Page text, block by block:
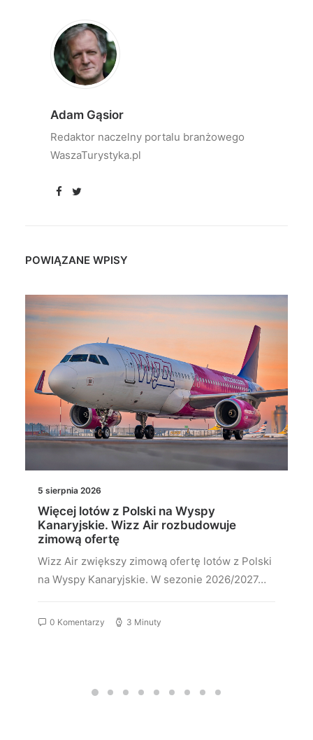
Adam Gąsior
Redaktor naczelny portalu branżowego
WaszaTurystyka.pl
POWIĄZANE WPISY
5 sierpnia 2026
Więcej lotów z Polski na Wyspy
Kanaryjskie. Wizz Air rozbudowuje
zimową ofertę
Wizz Air zwiększy zimową ofertę lotów z Polski
na Wyspy Kanaryjskie. W sezonie 2026/2027…
0 Komentarzy 3 Minuty